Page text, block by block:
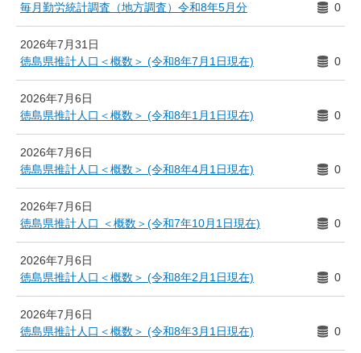
毎月勤労統計調査（地方調査）令和8年5月分
0
2026年7月31日
徳島県推計人口＜概数＞ (令和8年7月1日現在)
0
2026年7月6日
徳島県推計人口＜概数＞ (令和8年1月1日現在)
0
2026年7月6日
徳島県推計人口＜概数＞ (令和8年4月1日現在)
0
2026年7月6日
徳島県推計人口 ＜概数＞(令和7年10月1日現在)
0
2026年7月6日
徳島県推計人口＜概数＞ (令和8年2月1日現在)
0
2026年7月6日
徳島県推計人口＜概数＞ (令和8年3月1日現在)
0